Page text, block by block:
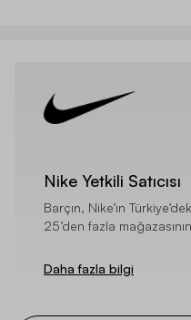
Nike Yetkili Satıcısı
Barçın, Nike’ın
25’den fazla
Daha fazla bilgi